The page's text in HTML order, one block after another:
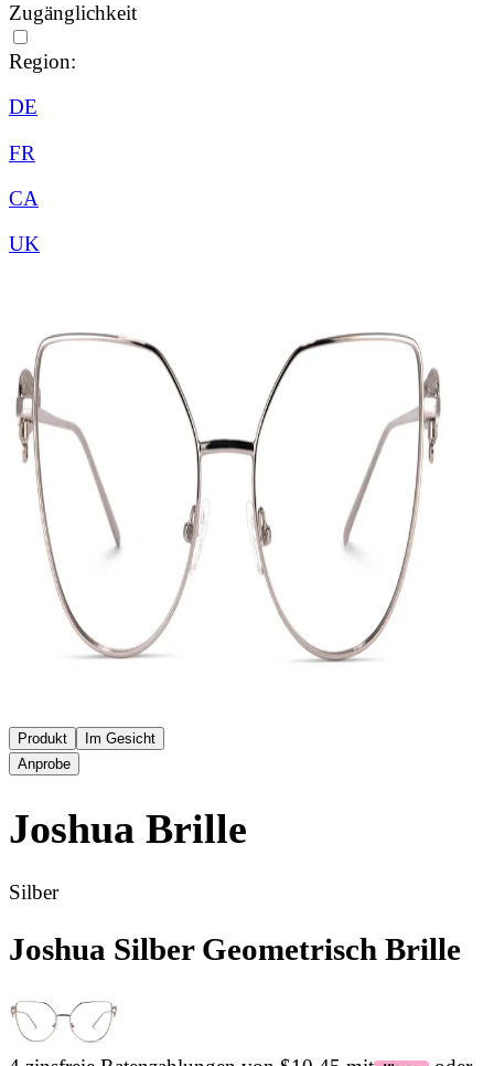
Zugänglichkeit
Region:
DE
FR
CA
UK
Produkt
Im Gesicht
Anprobe
Joshua Brille
Silber
Joshua Silber Geometrisch Brille